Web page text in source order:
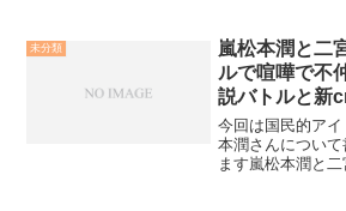
スケをしている
番組で、バスケ
未分類
嵐松本潤と二
ルで喧嘩で不
説バトルと新
今回は国民的ア
本潤さんについ
ます嵐松本潤と